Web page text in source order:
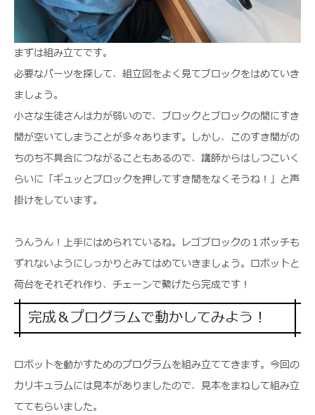
まずは組み立てです。
必要なパーツを探して、組立図をよく見てブロックをはめていき
ましょう。
小さな生徒さんは力が弱いので、ブロックとブロックの間にすき
間が空いてしまうことが多々あります。しかし、このすき間がの
ちのち不具合につながることもあるので、講師からはしつこいく
らいに「ギュッとブロックを押してすき間をなくそうね！」と声
掛けをしています。
うんうん！上手にはめられているね。レゴブロックの１ポッチも
ずれないようにしっかりとみてはめていきましょう。ロボットと
荷台をそれぞれ作り、チェーンで繋げたら完成です！
完成＆プログラムで動かしてみよう！
ロボットを動かすためのプログラムを組み立ててきます。今回の
カリキュラムには見本がありましたので、見本をまねして組み立
ててもらいました。